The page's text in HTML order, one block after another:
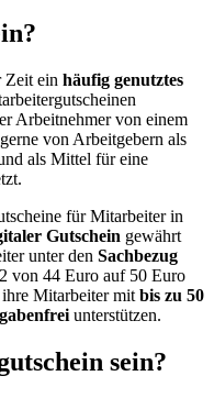
Zeit ein häufig genutztes
Arbeitnehmer von einem
von Arbeitgebern als
als Mittel für eine
für Mitarbeiter in
Gutschein gewährt
unter den Sachbezug
von 44 Euro auf 50 Euro
Mitarbeiter mit bis zu 50
unterstützen.
sein?